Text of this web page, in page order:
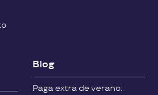
Blog
Paga extra de verano: